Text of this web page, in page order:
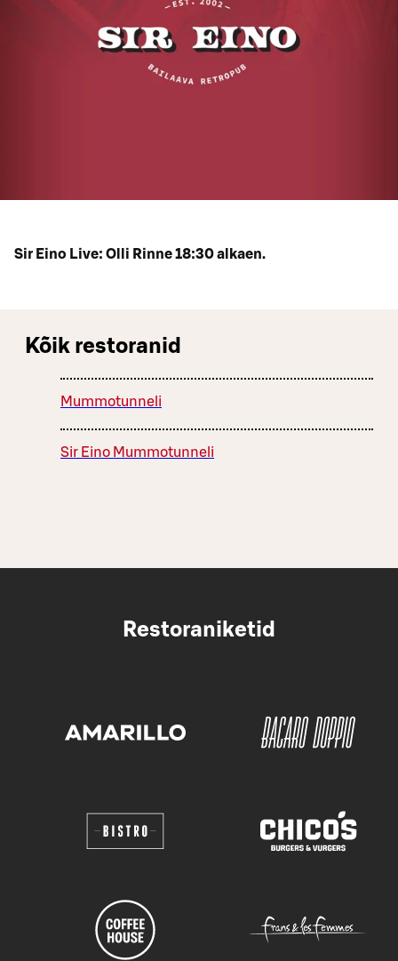
Sir Eino Live: Olli Rinne 18:30 alkaen.
Kõik restoranid
Mummotunneli
Sir Eino Mummotunneli
Restoraniketid